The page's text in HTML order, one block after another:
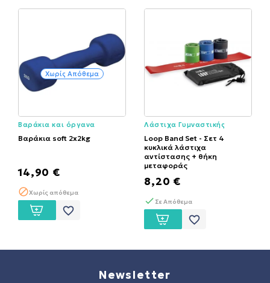
Χωρίς Απόθεμα
Βαράκια και όργανα
Βαράκια soft 2x2kg
14,90 €
Χωρίς απόθεμα
favorite_border
Λάστιχα Γυμναστικής
Loop Band Set - Σετ 4
κυκλικά λάστιχα
αντίστασης + θήκη
μεταφοράς
8,20 €
Σε Απόθεμα
favorite_border
Newsletter